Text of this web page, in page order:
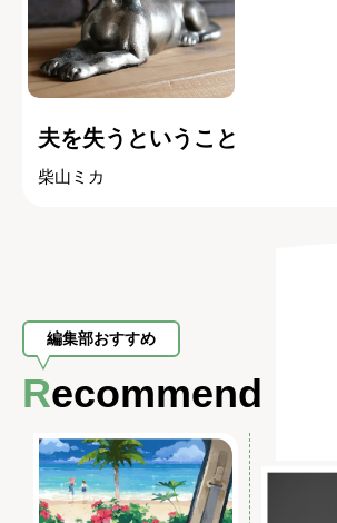
夫を失うということ
柴山ミカ
編集部おすすめ
Recommend